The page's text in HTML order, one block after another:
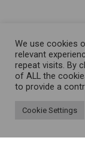
We use cookies
relevant
repeat visits. By
of ALL the
to provide a
Cookie Settings